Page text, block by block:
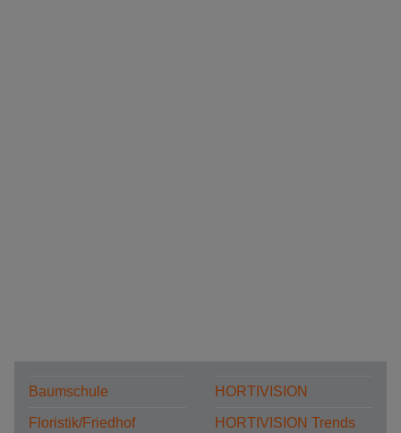
Baumschule
Floristik/Friedhof
HORTIVISION
HORTIVISION Trends